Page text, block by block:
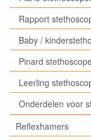
Rapport
Baby /
Pinard
Leerling
Onderdelen voor
Reflexhamers